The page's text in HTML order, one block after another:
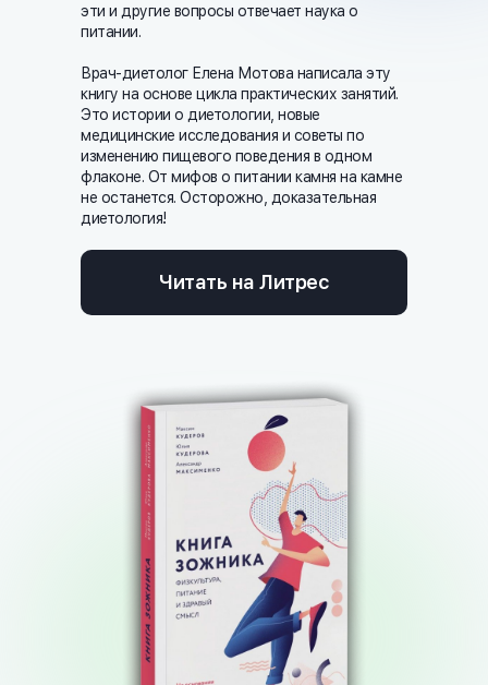
эти и другие вопросы отвечает наука о
питании.
Врач-диетолог Елена Мотова написала эту
книгу на основе цикла практических занятий.
Это истории о диетологии, новые
медицинские исследования и советы по
изменению пищевого поведения в одном
флаконе. От мифов о питании камня на камне
не останется. Осторожно, доказательная
диетология!
Читать на Литрес